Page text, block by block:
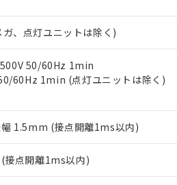
、点灯ユニットは除く)
50/60Hz 1min
60Hz 1min (点灯ユニットは除く)
1.5mm (接点開離1ms以内)
(接点開離1ms以内)
者とは、
"個人情報の共同利用に関
ます。
ダウンロードすることができます。
質）の非含有証明書
点で非含有を証明するもので、過去
タル酸エステル類４物質の対応で
欄に対応日を記載しておりました。
の在庫切替を完了していることか